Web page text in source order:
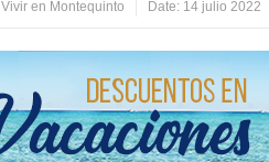
Vivir en Montequinto Date: 14 julio 2022